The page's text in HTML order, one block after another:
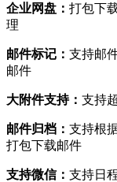
企业网盘： 打包下
理
邮件标记： 支持邮
邮件
大附件支持： 支持
邮件归档： 支持根
打包下载邮件
支持微信： 支持日